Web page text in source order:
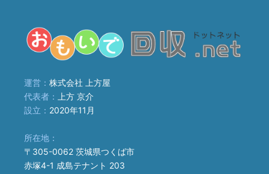
運営： 株式会社 上方屋
代表者： 上方 京介
設立： 2020年11月
所在地：
〒305-0062 茨城県つくば市
赤塚4-1 成島テナント 203